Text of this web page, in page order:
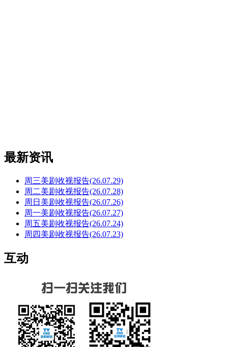
最新资讯
周三美剧收视报告(26.07.29)
周二美剧收视报告(26.07.28)
周日美剧收视报告(26.07.26)
周一美剧收视报告(26.07.27)
周五美剧收视报告(26.07.24)
周四美剧收视报告(26.07.23)
互动